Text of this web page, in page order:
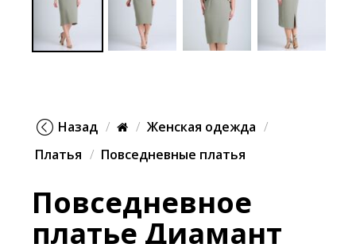
Назад
Женская одежда
Платья
Повседневные платья
Повседневное
платье Диамант